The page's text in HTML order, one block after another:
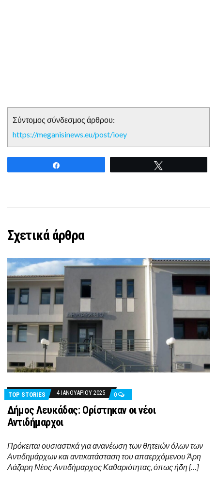
Σύντομος σύνδεσμος άρθρου:
https://meganisinews.eu/post/ioey
Σχετικά άρθρα
TOP STORIES 4 ΙΑΝΟΥΑΡΊΟΥ 2025 0
Δήμος Λευκάδας: Ορίστηκαν οι νέοι
Αντιδήμαρχοι
Πρόκειται ουσιαστικά για ανανέωση των θητειών όλων των
Αντιδημάρχων και αντικατάσταση του απαερχόμενου Άρη
Λάζαρη Νέος Αντιδήμαρχος Καθαριότητας, όπως ήδη […]